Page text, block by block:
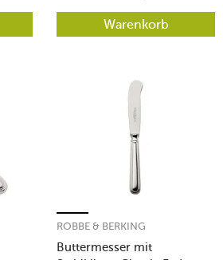
Warenkorb
Buttermesser mit
ROBBE & BERKING